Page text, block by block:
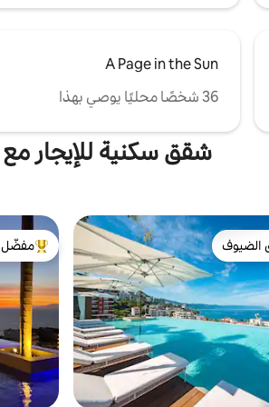
A Page in the Sun
36 شخصًا محليًا يوصي بهذا
شقق سكنية للإيجار
الضيوف
الضيوف
من أبرز
مفضّل